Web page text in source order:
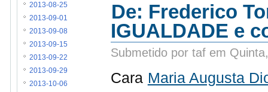
De: Frederico
IGUALDADE e
Submetido por taf em
Cara Maria Augusta
2013-08-25
2013-09-01
2013-09-08
2013-09-15
2013-09-22
2013-09-29
2013-10-06